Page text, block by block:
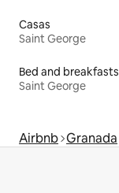
Casas
Saint George
Bed and breakfasts
Saint George
Airbnb Granada